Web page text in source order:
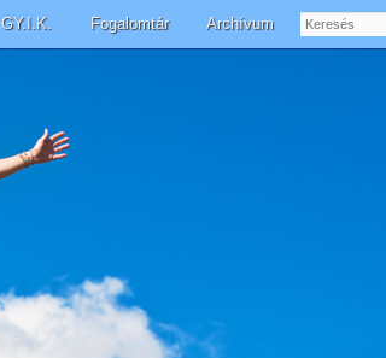
GY.I.K. Fogalomtár Archívum
Keresés